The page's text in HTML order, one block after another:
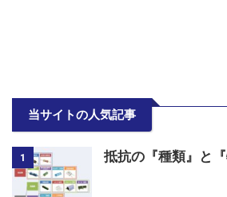
当サイトの人気記事
1 抵抗の『種類』と